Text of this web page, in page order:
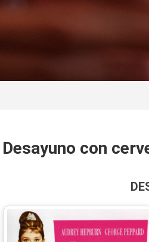
Desayuno con
DESAYUNO